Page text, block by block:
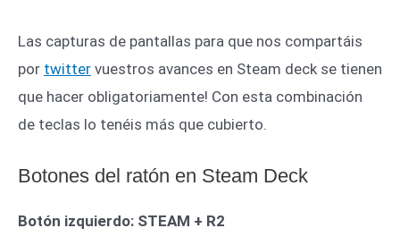
Las capturas de pantallas para que nos compartáis
por twitter vuestros avances en Steam deck se tienen
que hacer obligatoriamente! Con esta combinación
de teclas lo tenéis más que cubierto.
Botones del ratón en Steam Deck
Botón izquierdo: STEAM + R2